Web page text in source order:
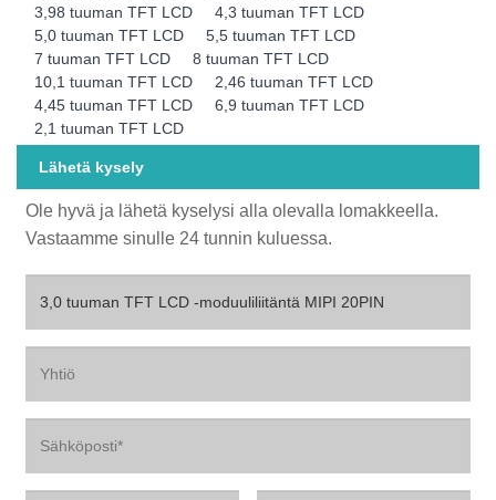
3,98 tuuman TFT LCD
4,3 tuuman TFT LCD
5,0 tuuman TFT LCD
5,5 tuuman TFT LCD
7 tuuman TFT LCD
8 tuuman TFT LCD
10,1 tuuman TFT LCD
2,46 tuuman TFT LCD
4,45 tuuman TFT LCD
6,9 tuuman TFT LCD
2,1 tuuman TFT LCD
Lähetä kysely
Ole hyvä ja lähetä kyselysi alla olevalla lomakkeella.
Vastaamme sinulle 24 tunnin kuluessa.